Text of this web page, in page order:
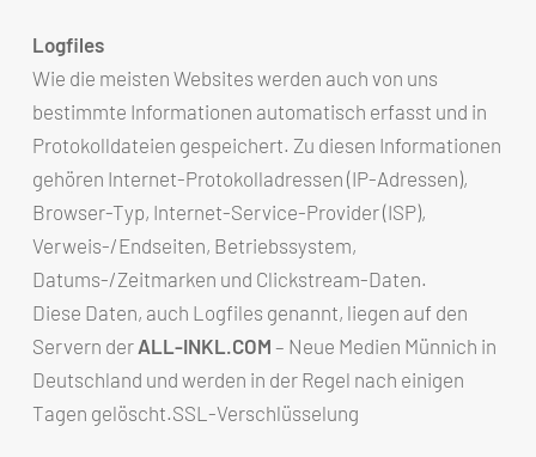
Logfiles
Wie die meisten Websites werden auch von uns
bestimmte Informationen automatisch erfasst und in
Protokolldateien gespeichert. Zu diesen Informationen
gehören Internet-Protokolladressen (IP-Adressen),
Browser-Typ, Internet-Service-Provider (ISP),
Verweis-/Endseiten, Betriebssystem,
Datums-/Zeitmarken und Clickstream-Daten.
Diese Daten, auch Logfiles genannt, liegen auf den
Servern der ALL-INKL.COM – Neue Medien Münnich in
Deutschland und werden in der Regel nach einigen
Tagen gelöscht.SSL-Verschlüsselung